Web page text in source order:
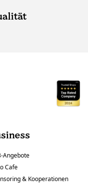
Angebote
Cafe
& Kooperationen